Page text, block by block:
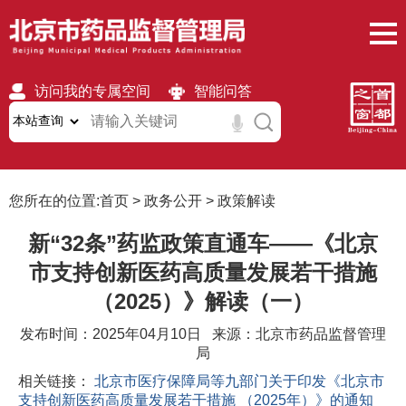
访问我的专属空间 智能问答
无障碍 繁體 移动版
您所在的位置:首页 > 政务公开 > 政策解读
新“32条”药监政策直通车——《北京
市支持创新医药高质量发展若干措施
（2025）》解读（一）
发布时间：2025年04月10日 来源：北京市药品监督管理
局
相关链接： 北京市医疗保障局等九部门关于印发《北京市
支持创新医药高质量发展若干措施 （2025年）》的通知